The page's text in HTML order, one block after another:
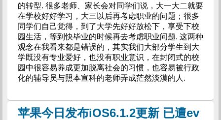
的转型. 很多老师、家长会对同学们说，大一大二就要
在学校好好学习，大三以后再考虑职业的问题；很多
同学们自己觉得，到了大学先好好放松下，享受下校
园生活，等到快毕业的时候再去考虑职业问题. 这两种
观念在我看来都是错误的，其实我们大部分学生到大
学既没有专业爱好，也没有职业意识，在封闭式的校
园中很容易养成更加脱离社会的习惯，也容易被行政
化的辅导员与照本宣科的老师弄成茫然淡漠的人.
苹果今日发布iOS6.1.2更新 已遭ev